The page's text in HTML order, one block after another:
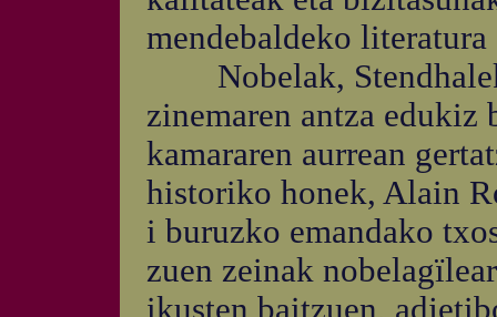
mendebaldeko
Nobelak, Stendhalek
zinemaren antza edukiz
kamararen aurrean
historiko honek, Alain
i buruzko emandako
zuen zeinak
ikusten baitzuen,